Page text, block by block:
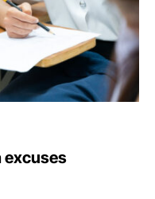
excuses